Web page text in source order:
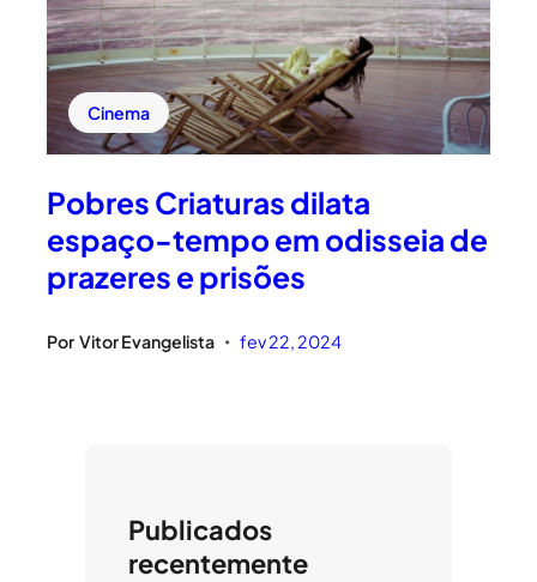
Cinema
Pobres Criaturas dilata
espaço-tempo em odisseia de
prazeres e prisões
Por Vitor Evangelista • fev 22, 2024
Publicados
recentemente